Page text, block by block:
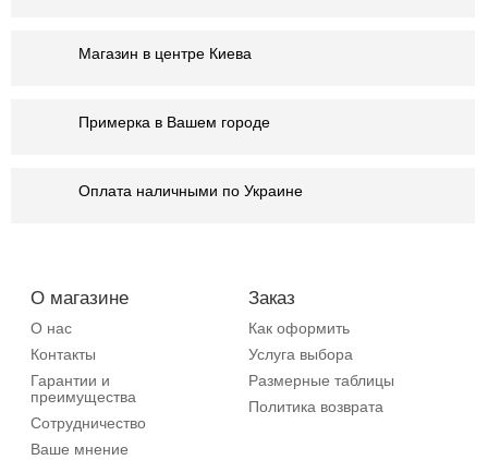
Магазин в центре Киева
Примерка в Вашем городе
Оплата наличными по Украине
О магазине
О нас
Контакты
Гарантии и
преимущества
Сотрудничество
Ваше мнение
Заказ
Как оформить
Услуга выбора
Размерные таблицы
Политика возврата